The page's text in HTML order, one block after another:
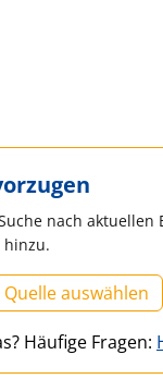
nach
hinzu.
auswählen
Häufige Fragen: